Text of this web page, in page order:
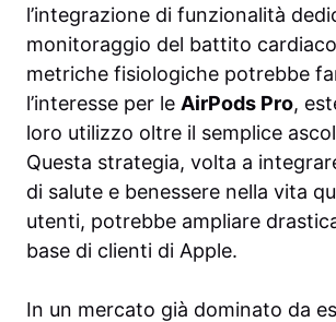
l’integrazione di funzionalità
monitoraggio del battito
metriche fisiologiche potrebbe
l’interesse per le AirPods Pro,
loro utilizzo oltre il semplice
Questa strategia, volta a
di salute e benessere nella vita
utenti, potrebbe ampliare
base di clienti di Apple.
In un mercato già dominato da